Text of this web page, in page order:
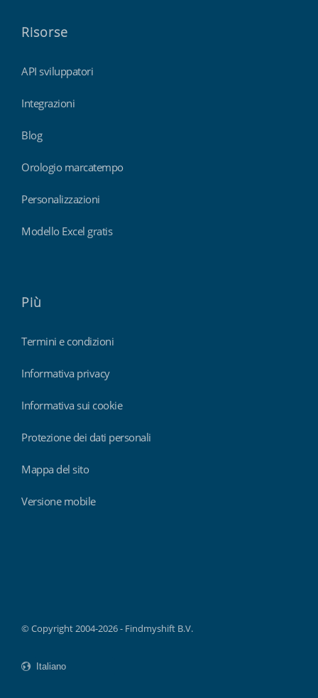
Risorse
API sviluppatori
Integrazioni
Blog
Orologio marcatempo
Personalizzazioni
Modello Excel gratis
Più
Termini e condizioni
Informativa privacy
Informativa sui cookie
Protezione dei dati personali
Mappa del sito
Versione mobile
© Copyright 2004-2026 - Findmyshift B.V.